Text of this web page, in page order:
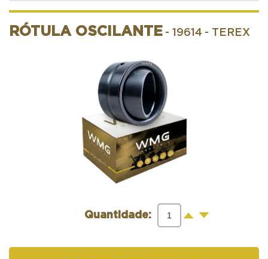
RÓTULA OSCILANTE - 19614 - TEREX
Quantidade: + -